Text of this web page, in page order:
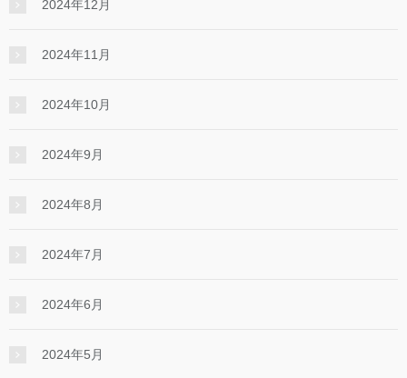
2024年12月
2024年11月
2024年10月
2024年9月
2024年8月
2024年7月
2024年6月
2024年5月